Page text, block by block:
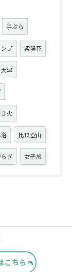
手ぶら
プ 紫陽花
大津
火
比良登山
ぎ 女子旅
こちら